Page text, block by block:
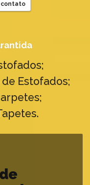
contato
Estofados;